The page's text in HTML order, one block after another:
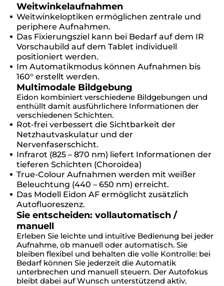
Weitwinkelaufnahmen
Weitwinkeloptiken ermöglichen zentrale und
periphere Aufnahmen.
Das Fixierungsziel kann bei Bedarf auf dem IR
Vorschaubild auf dem Tablet individuell
positioniert werden.
Im Automatikmodus können Aufnahmen bis
160° erstellt werden.
Multimodale Bildgebung
Eidon kombiniert verschiedene Bildgebungen und
enthüllt damit ausführlichere Informationen der
verschiedenen Schichten.
Rot-frei verbessert die Sichtbarkeit der
Netzhautvaskulatur und der
Nervenfaserschicht.
Infrarot (825 – 870 nm) liefert Informationen der
tieferen Schichten (Choroidea)
True-Colour Aufnahmen werden mit weißer
Beleuchtung (440 – 650 nm) erreicht.
Das Modell Eidon AF ermöglicht zusätzlich
Autofluoreszenz.
Sie entscheiden: vollautomatisch /
manuell
Erleben Sie leichte und intuitive Bedienung bei jeder
Aufnahme, ob manuell oder automatisch. Sie
bleiben flexibel und behalten die volle Kontrolle: bei
Bedarf können Sie jederzeit die Automatik
unterbrechen und manuell steuern. Der Autofokus
bleibt dabei auf Wunsch unterstützend aktiv.